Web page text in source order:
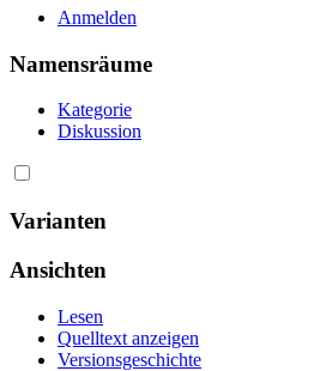
Anmelden
Namensräume
Kategorie
Diskussion
Varianten
Ansichten
Lesen
Quelltext anzeigen
Versionsgeschichte